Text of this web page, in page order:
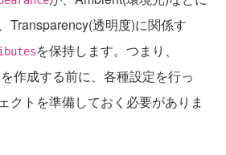
Transparency(透明度)に関係す
を保持します。つまり、
作成する前に、各種設定を行っ
クトを準備しておく必要がありま